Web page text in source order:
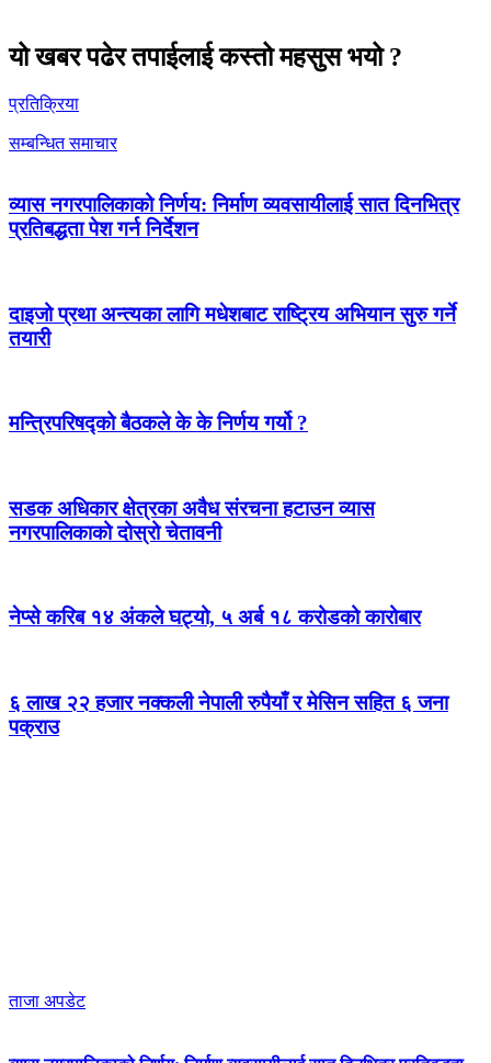
यो खबर पढेर तपाईलाई कस्तो महसुस भयो ?
प्रतिक्रिया
सम्बन्धित समाचार
व्यास नगरपालिकाको निर्णय: निर्माण व्यवसायीलाई सात दिनभित्र
प्रतिबद्धता पेश गर्न निर्देशन
दाइजो प्रथा अन्त्यका लागि मधेशबाट राष्ट्रिय अभियान सुरु गर्ने
तयारी
मन्त्रिपरिषद्को बैठकले के के निर्णय गर्यो ?
सडक अधिकार क्षेत्रका अवैध संरचना हटाउन व्यास
नगरपालिकाको दोस्रो चेतावनी
नेप्से करिब १४ अंकले घट्यो, ५ अर्ब १८ करोडको कारोबार
६ लाख २२ हजार नक्कली नेपाली रुपैयाँ र मेसिन सहित ६ जना
पक्राउ
ताजा अपडेट